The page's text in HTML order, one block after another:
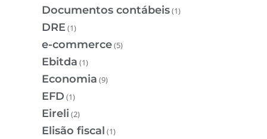
Documentos contábeis(1)
DRE(1)
e-commerce(5)
Ebitda (1)
Economia (9)
EFD (1)
Eireli (2)
Elisão fiscal (1)